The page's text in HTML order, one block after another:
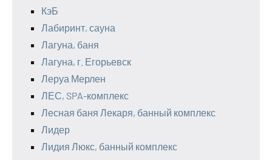
КэБ
Лабиринт, сауна
Лагуна, баня
Лагуна, г. Егорьевск
Леруа Мерлен
ЛЕС, SPA-комплекс
Лесная баня Лекаря, банный комплекс
Лидер
Лидия Люкс, банный комплекс